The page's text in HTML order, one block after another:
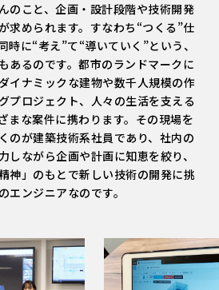
のこと、企画・設計段階や技術開発
求められます。すなわち“つくる”仕
時に“考え”て“導いていく”という、
あるのです。都市のランドマークに
イナミックな建物や数千人規模の作
プロジェクト、人々の生活を支える
まな案件に携わります。その現場を
のが建築技術系社員であり、社内の
しながら企画や計画に知恵を絞り、
神」のもとで新しい技術の開発に挑
エンジニアなのです。